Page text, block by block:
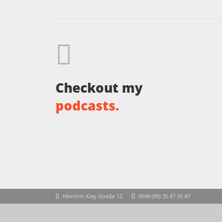
Checkout my
podcasts.
Heinrich-Kley-Straße 12 0049 (89) 35 47 30 87